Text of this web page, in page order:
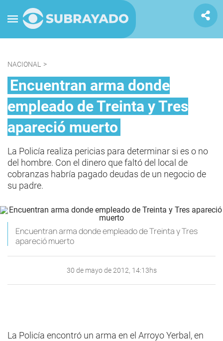
NACIONAL >
Encuentran arma donde
empleado de Treinta y Tres
apareció muerto
La Policía realiza pericias para determinar si es o no
del hombre. Con el dinero que faltó del local de
cobranzas habría pagado deudas de un negocio de
su padre.
Encuentran arma donde empleado de Treinta y Tres
apareció muerto
30 de mayo de 2012, 14:13hs
La Policía encontró un arma en el Arroyo Yerbal, en